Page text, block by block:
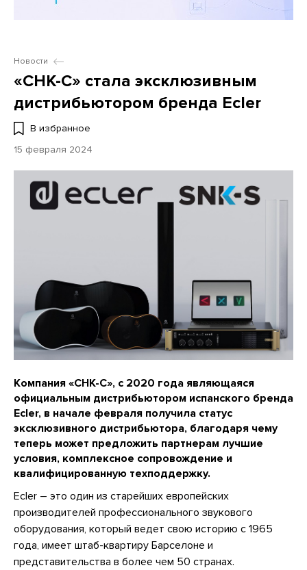
Новости
«СНК-С» стала эксклюзивным
дистрибьютором бренда Ecler
В избранное
15 февраля 2024
Компания «СНК-С», с 2020 года являющаяся
официальным дистрибьютором испанского бренда
Ecler, в начале февраля получила статус
эксклюзивного дистрибьютора, благодаря чему
теперь может предложить партнерам лучшие
условия, комплексное сопровождение и
квалифицированную техподдержку.
Ecler – это один из старейших европейских
производителей профессионального звукового
оборудования, который ведет свою историю с 1965
года, имеет штаб-квартиру Барселоне и
представительства в более чем 50 странах.